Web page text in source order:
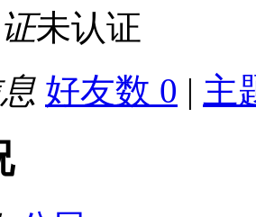
未认证
好友数 0 | 主